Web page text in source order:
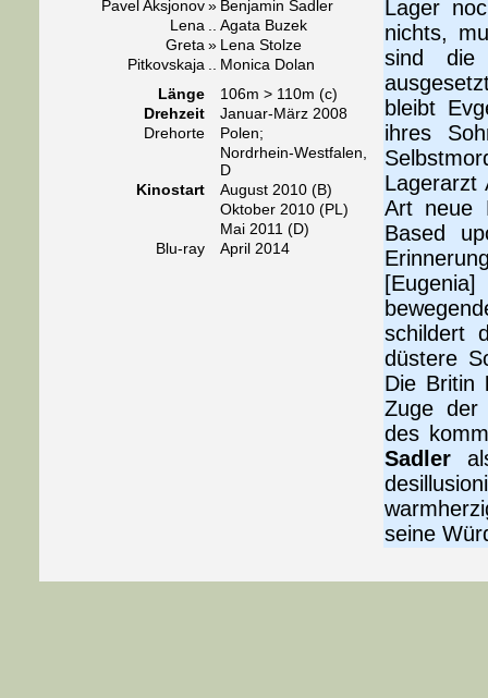
Pavel Aksjonov» Benjamin Sadler
Lena
Agata Buzek
Greta » Lena Stolze
Pitkovskaja
Monica Dolan
Länge
106m > 110m (c)
Drehzeit
Januar-März 2008
Drehorte
Polen;
Nordrhein-Westfalen,
D
Kinostart
August 2010 (B)
Oktober 2010 (PL)
Mai 2011 (D)
Blu-ray
April 2014
Lager
nichts,
sind die
bleibt
ihres
Lagerarzt
Art neue
Based
schildert
düstere
Die Britin
Zuge der
des
Sadler
seine